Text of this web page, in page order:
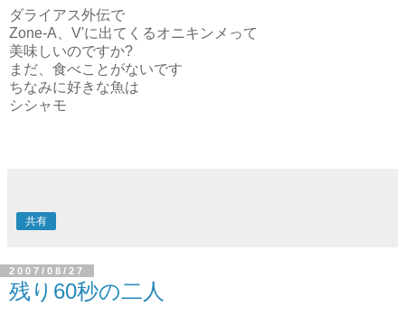
ダライアス外伝で
Zone-A、V'に出てくるオニキンメって
美味しいのですか?
まだ、食べことがないです
ちなみに好きな魚は
シシャモ
共有
2007/08/27
残り60秒の二人